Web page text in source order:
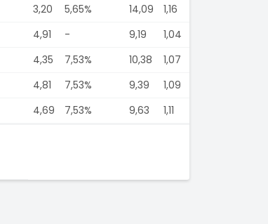
3,20 5,65% 14,09
1,16
4,91 - 9,19
1,04
4,35 7,53% 10,38
1,07
4,81 7,53% 9,39
1,09
4,69 7,53% 9,63
1,11